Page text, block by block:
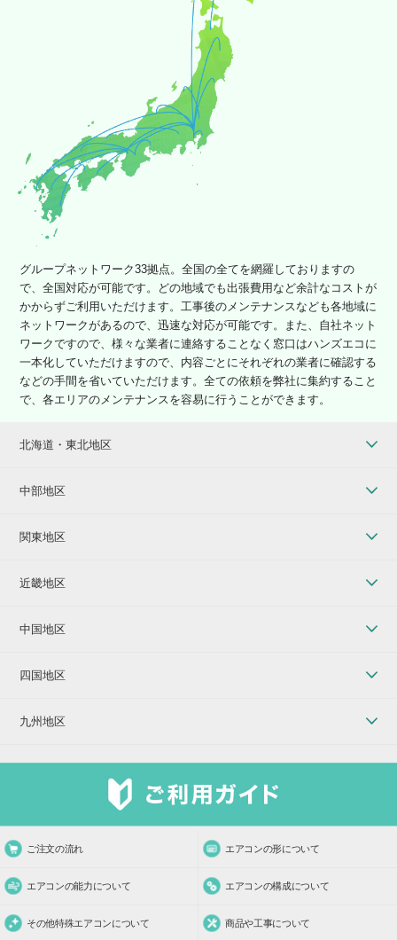
グループネットワーク33拠点。全国の全てを網羅しておりますの
で、全国対応が可能です。どの地域でも出張費用など余計なコストが
かからずご利用いただけます。工事後のメンテナンスなども各地域に
ネットワークがあるので、迅速な対応が可能です。また、自社ネット
ワークですので、様々な業者に連絡することなく窓口はハンズエコに
一本化していただけますので、内容ごとにそれぞれの業者に確認する
などの手間を省いていただけます。全ての依頼を弊社に集約すること
で、各エリアのメンテナンスを容易に行うことができます。
北海道・東北地区
中部地区
関東地区
近畿地区
中国地区
四国地区
九州地区
ご注文の流れ エアコンの形について
エアコンの能力について エアコンの構成について
その他特殊エアコンについて 商品や工事について